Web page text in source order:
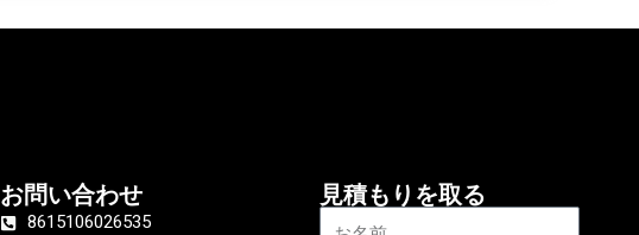
お問い合わせ
8615106026535
見積もりを取る